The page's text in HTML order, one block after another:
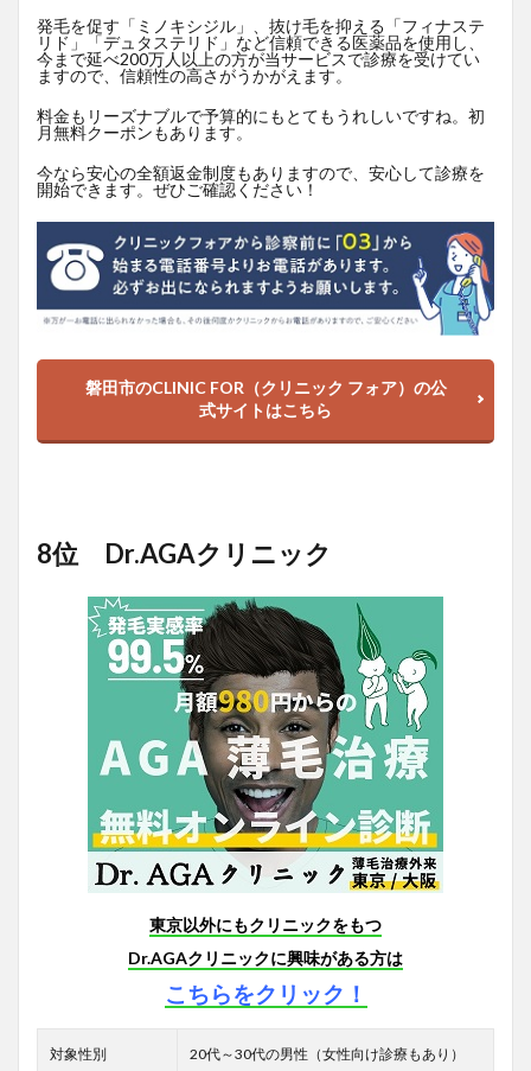
発毛を促す「ミノキシジル」、抜け毛を抑える「フィナステ
リド」「デュタステリド」など信頼できる医薬品を使用し、
今まで延べ200万人以上の方が当サービスで診療を受けてい
ますので、信頼性の高さがうかがえます。
料金もリーズナブルで予算的にもとてもうれしいですね。初
月無料クーポンもあります。
今なら安心の全額返金制度もありますので、安心して診療を
開始できます。ぜひご確認ください！
磐田市のCLINIC FOR（クリニック フォア）の公
式サイトはこちら
8位 Dr.AGAクリニック
東京以外にもクリニックをもつ
Dr.AGAクリニックに興味がある方は
こちらをクリック！
対象性別 20代～30代の男性（女性向け診療もあり）